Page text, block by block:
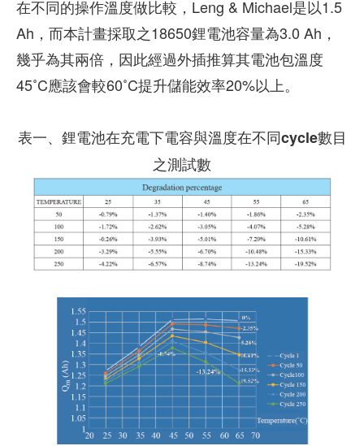
在不同的操作溫度做比較，Leng & Michael是以1.5
Ah，而本計畫採取之18650鋰電池容量為3.0 Ah，
幾乎為其兩倍，因此經過外插推算其電池包溫度
45˚C應該會較60˚C提升儲能效率20%以上。
表一、鋰電池在充電下電容與溫度在不同cycle數目
之測試數